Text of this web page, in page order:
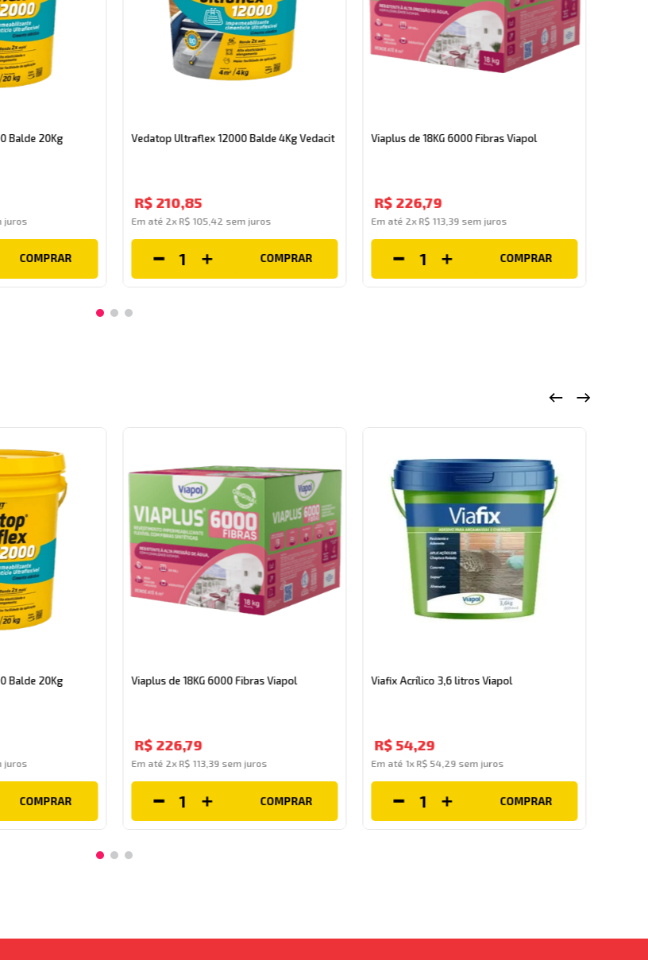
Balde 20Kg
juros
COMPRAR
Vedatop Ultraflex 12000 Balde 4Kg Vedacit
R$ 210,85
Em até 2x R$ 105, 42 sem juros
COMPRAR
Viaplus de 18KG 6000 Fibras Viapol
R$ 226,79
Em até 2x R$ 113 39 sem juros
COMPRAR
Balde 20Kg
juros
COMPRAR
Viaplus de 18KG 6000 Fibras Viapol
R$ 226,79
Em até 2x R$ 113, 39sem juros
COMPRAR
Viafix Acrílico 3,6 litros Viapol
R$54,29
Em até 1x R$ 54 29 sem juros
COMPRAR